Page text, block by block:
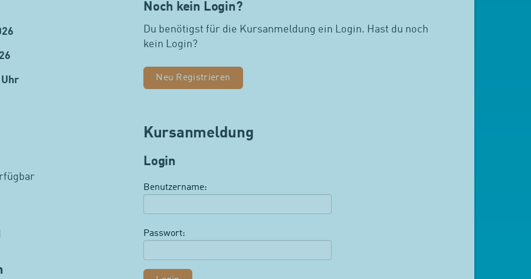
Noch kein Login?
Du benötigst für die Kursanmeldung ein Login. Hast du noch
kein Login?
Neu Registrieren
Kursanmeldung
Login
Benutzername:
Passwort: